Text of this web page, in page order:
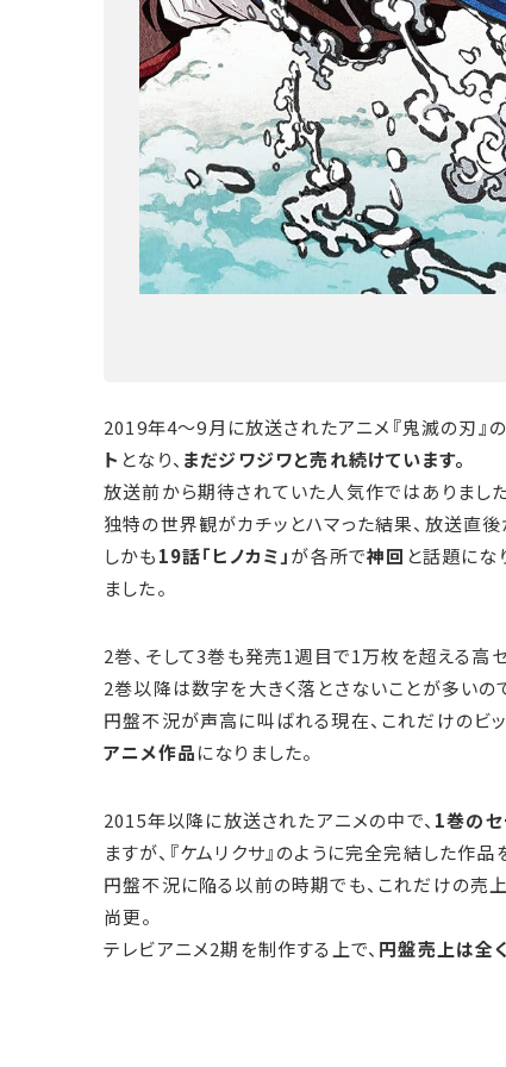
2019年4～9月に放送されたアニメ『鬼滅の刃』
ト となり、 まだジワジワと売れ続けています。
放送前から期待されていた人気作ではありまし
独特の世界観がカチッとハマった結果、放送直後
しかも19話「ヒノカミ」が各所で神回 と話題にな
ました。
2巻、そして3巻も発売1週目で1万枚を超える高
2巻以降は数字を大きく落とさないことが多いの
円盤不況が声高に叫ばれる現在、これだけのビ
アニメ作品になりました。
2015年以降に放送されたアニメの中で、 1巻の
ますが、『ケムリクサ』のように完全完結した作品
円盤不況に陥る以前の時期でも、これだけの売
尚更。
テレビアニメ2期を制作する上で、 円盤売上は全